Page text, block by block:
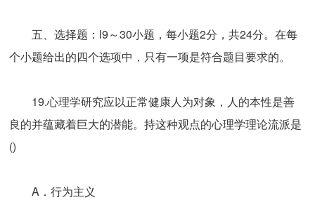
五、选择题：l9～30小题，每小题2分，共24分。在每
个小题给出的四个选项中，只有一项是符合题目要求的。
19.心理学研究应以正常健康人为对象，人的本性是善
良的并蕴藏着巨大的潜能。持这种观点的心理学理论流派是
()
A．行为主义